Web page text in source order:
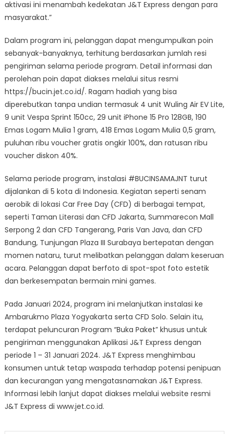
aktivasi ini menambah kedekatan J&T Express dengan para
masyarakat.”
Dalam program ini, pelanggan dapat mengumpulkan poin
sebanyak-banyaknya, terhitung berdasarkan jumlah resi
pengiriman selama periode program. Detail informasi dan
perolehan poin dapat diakses melalui situs resmi
https://bucin.jet.co.id/. Ragam hadiah yang bisa
diperebutkan tanpa undian termasuk 4 unit Wuling Air EV Lite,
9 unit Vespa Sprint 150cc, 29 unit iPhone 15 Pro 128GB, 190
Emas Logam Mulia 1 gram, 418 Emas Logam Mulia 0,5 gram,
puluhan ribu voucher gratis ongkir 100%, dan ratusan ribu
voucher diskon 40%.
Selama periode program, instalasi #BUCINSAMAJNT turut
dijalankan di 5 kota di Indonesia. Kegiatan seperti senam
aerobik di lokasi Car Free Day (CFD) di berbagai tempat,
seperti Taman Literasi dan CFD Jakarta, Summarecon Mall
Serpong 2 dan CFD Tangerang, Paris Van Java, dan CFD
Bandung, Tunjungan Plaza III Surabaya bertepatan dengan
momen nataru, turut melibatkan pelanggan dalam keseruan
acara. Pelanggan dapat berfoto di spot-spot foto estetik
dan berkesempatan bermain mini games.
Pada Januari 2024, program ini melanjutkan instalasi ke
Ambarukmo Plaza Yogyakarta serta CFD Solo. Selain itu,
terdapat peluncuran Program “Buka Paket” khusus untuk
pengiriman menggunakan Aplikasi J&T Express dengan
periode 1 – 31 Januari 2024. J&T Express menghimbau
konsumen untuk tetap waspada terhadap potensi penipuan
dan kecurangan yang mengatasnamakan J&T Express.
Informasi lebih lanjut dapat diakses melalui website resmi
J&T Express di www.jet.co.id.